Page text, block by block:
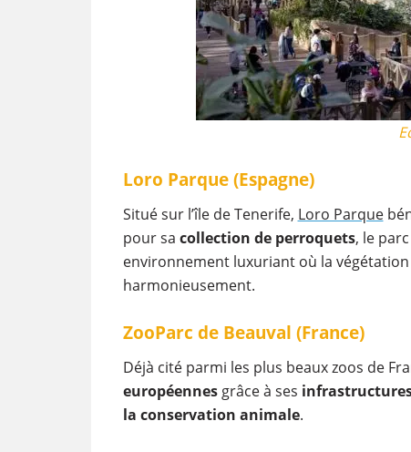
Loro Parque (Espagne)
Situé sur l’île de Tenerife, Loro Parque
pour sa collection de perroquets, le
environnement luxuriant où la
harmonieusement.
ZooParc de Beauval (France)
Déjà cité parmi les plus beaux zoos de
européennesgrâce à ses
la conservation animale.